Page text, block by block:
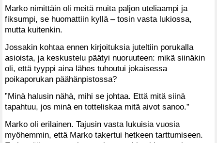
Marko nimittäin oli meitä muita paljon uteliaampi ja
fiksumpi, se huomattiin kyllä – tosin vasta lukiossa,
mutta kuitenkin.
Jossakin kohtaa ennen kirjoituksia juteltiin porukalla
asioista, ja keskustelu päätyi nuoruuteen: mikä siinäkin
oli, että tyyppi aina lähes tuhoutui jokaisessa
poikaporukan päähänpistossa?
”Minä halusin nähä, mihi se johtaa. Että mitä siinä
tapahtuu, jos minä en totteliskaa mitä aivot sanoo.”
Marko oli erilainen. Tajusin vasta lukuisia vuosia
myöhemmin, että Marko takertui hetkeen tarttumiseen.